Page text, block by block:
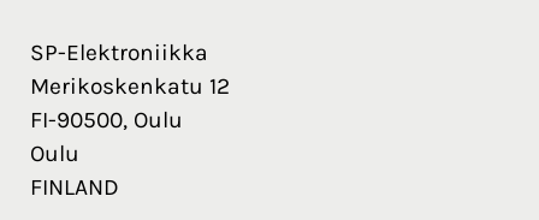
SP-Elektroniikka
Merikoskenkatu 12
FI-90500, Oulu
Oulu
FINLAND